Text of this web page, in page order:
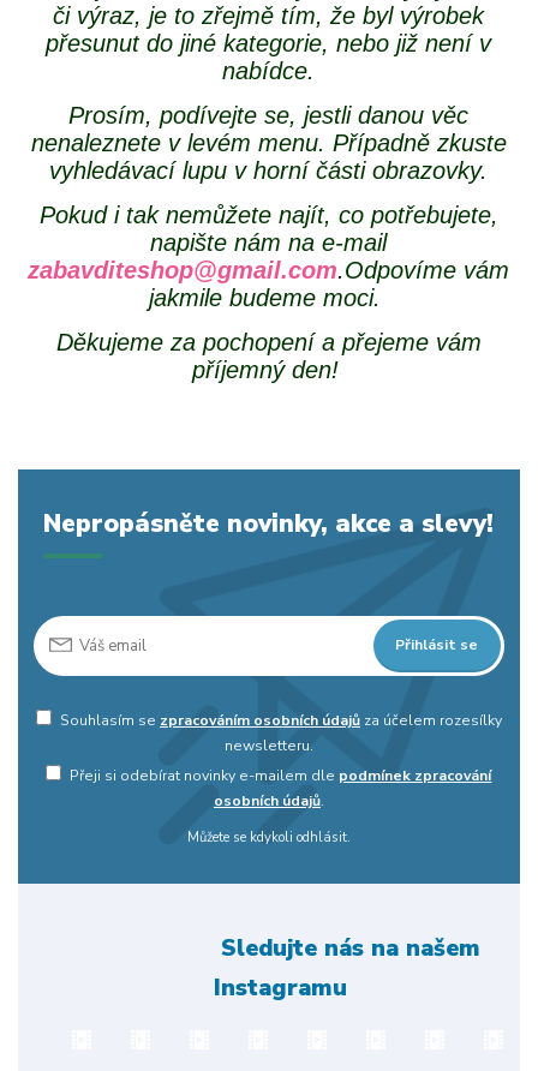
či výraz, je to zřejmě tím, že byl výrobek
přesunut do jiné kategorie, nebo již není v
nabídce.
Prosím, podívejte se, jestli danou věc
nenaleznete v levém menu. Případně zkuste
vyhledávací lupu v horní části obrazovky.
Pokud i tak nemůžete najít, co potřebujete,
napište nám na e-mail
zabavditeshop@gmail.com.Odpovíme vám
jakmile budeme moci.
Děkujeme za pochopení a přejeme vám
příjemný den!
Nepropásněte novinky, akce a slevy!
Přihlásit se
Souhlasím se zpracováním osobních údajůza účelem rozesílky
newsletteru.
Přeji si odebírat novinky e-mailem dle podmínek zpracování
osobních údajů.
Můžete se kdykoli odhlásit.
Sledujte nás na našem
Instagramu